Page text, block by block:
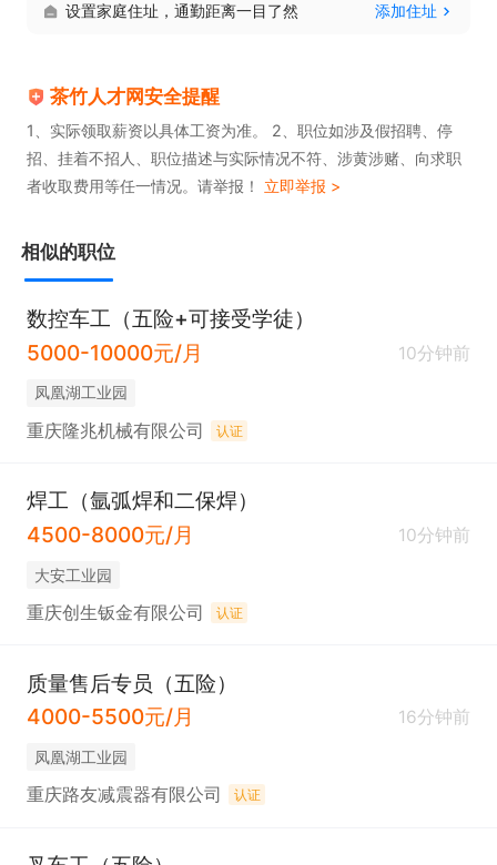
孔切割⼯艺，懂常规钢材、模具钢切割特性。
调整电流、脉宽、速度，保证切割精度和效率。
4. 熟悉模具镶件、孔位、键槽、异形件、下料件等常
规机加⼯件切割⼯艺。
5. ⼯作踏实稳定、细⼼负责，能吃苦耐劳，服从⻋间
6. ⽆经验学徒勿投，只招熟⼿。
福利待遇：
1. 技术熟练、上⼿快、质量稳可⾼薪⾯议。
4. ⻓期稳定岗位，待遇从优。
设置家庭住址，通勤距离一目了然 添加住址
茶竹人才网安全提醒
1、实际领取薪资以具体工资为准。 2、职位如涉及假招聘、停
招、挂着不招人、职位描述与实际情况不符、涉黄涉赌、向求职
者收取费用等任一情况。请举报！ 立即举报 >
相似的职位
数控车工（五险+可接受学徒）
5000-10000元/月
10分钟前
凤凰湖工业园
重庆隆兆机械有限公司 认证
焊工（氩弧焊和二保焊）
4500-8000元/月
10分钟前
大安工业园
重庆创生钣金有限公司 认证
质量售后专员（五险）
4000-5500元/月
16分钟前
凤凰湖工业园
重庆路友减震器有限公司 认证